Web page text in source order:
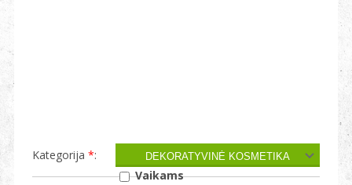
Kategorija *:
Vaikams